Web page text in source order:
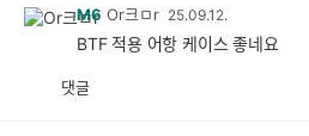
M6 Or크ㅁr 25.09.12.
BTF 적용 어항 케이스 좋네요
댓글